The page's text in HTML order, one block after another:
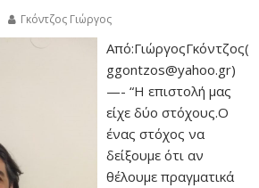
Γκόντζος Γιώργος
Από:ΓιώργοςΓκόντζος(
ggontzos@yahoo.gr)
—- “Η επιστολή μας
είχε δύο στόχους.Ο
ένας στόχος να
δείξουμε ότι αν
θέλουμε πραγματικά